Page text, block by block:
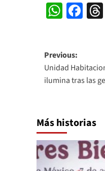
Post
Previous:
Unidad
ilumina tras las
Más historias